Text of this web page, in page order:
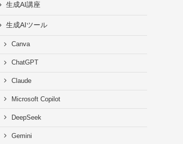
生成AI講座
生成AIツール
Canva
ChatGPT
Claude
Microsoft Copilot
DeepSeek
Gemini